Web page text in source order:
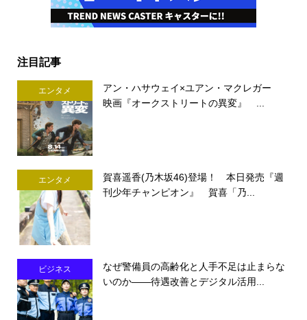
注目記事
エンタメ
アン・ハサウェイ×ユアン・マクレガー
映画『オークストリートの異変』 ...
エンタメ
賀喜遥香(乃木坂46)登場！ 本日発売『週
刊少年チャンピオン』 賀喜「乃...
ビジネス
なぜ警備員の高齢化と人手不足は止まらな
いのか――待遇改善とデジタル活用...